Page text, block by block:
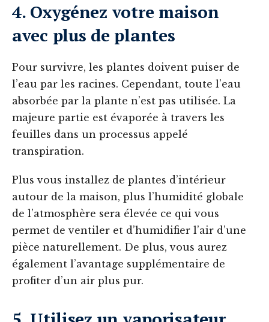
4. Oxygénez votre maison
avec plus de plantes
Pour survivre, les plantes doivent puiser de
l’eau par les racines. Cependant, toute l’eau
absorbée par la plante n’est pas utilisée. La
majeure partie est évaporée à travers les
feuilles dans un processus appelé
transpiration.
Plus vous installez de plantes d’intérieur
autour de la maison, plus l’humidité globale
de l’atmosphère sera élevée ce qui vous
permet de ventiler et d’humidifier l’air d’une
pièce naturellement. De plus, vous aurez
également l’avantage supplémentaire de
profiter d’un air plus pur.